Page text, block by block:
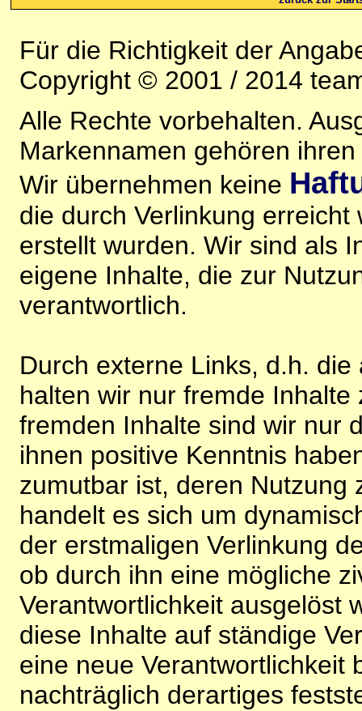
Für die Richtigkeit der
Copyright © 2001 / 2014
Alle Rechte vorbehalten.
Markennamen gehören
Wir übernehmen keine
die durch Verlinkung
erstellt wurden. Wir sind als
eigene Inhalte, die zur
verantwortlich.
Durch externe Links, d.h.
halten wir nur fremde
fremden Inhalte sind wir nur
ihnen positive Kenntnis
zumutbar ist, deren Nutzung
handelt es sich um
der erstmaligen Verlinkung
ob durch ihn eine mögliche
Verantwortlichkeit ausgelöst
diese Inhalte auf ständige
eine neue Verantwortlichkeit
nachträglich derartiges